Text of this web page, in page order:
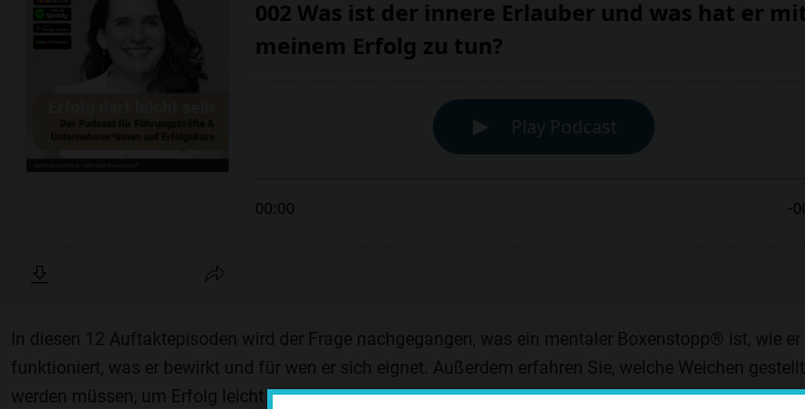
In diesen 12 Auftaktepisoden wird der Frage nachgegangen, was ein mentaler Boxenstopp® ist, wie er
funktioniert, was er bewirkt und für wen er sich eignet. Außerdem erfahren Sie, welche Weichen gestellt
werden müssen, um Erfolg leicht erfolgen lassen zu können.